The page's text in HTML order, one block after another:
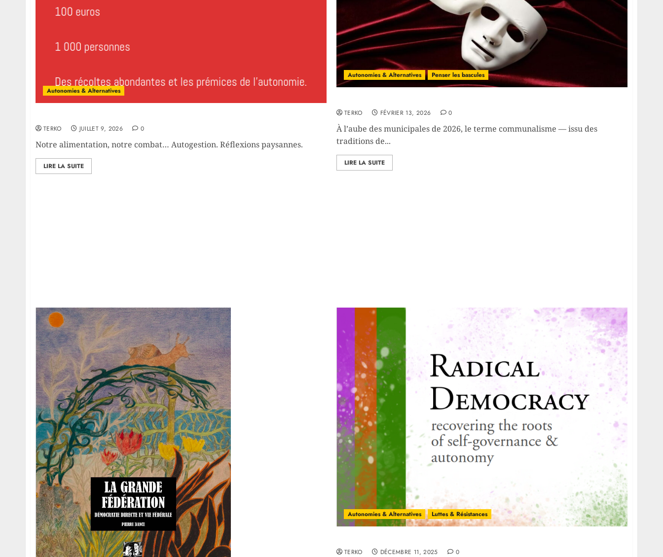
Autonomies & Alternatives
TERKO JUILLET 9, 2026 0
Notre alimentation, notre combat… Autogestion. Réflexions paysannes.
LIRE LA SUITE
Autonomies & Alternatives Penser les bascules
TERKO FÉVRIER 13, 2026 0
À l’aube des municipales de 2026, le terme communalisme — issu des
traditions de...
LIRE LA SUITE
Autonomies & Alternatives Luttes & Résistances
TERKO DÉCEMBRE 11, 2025 0